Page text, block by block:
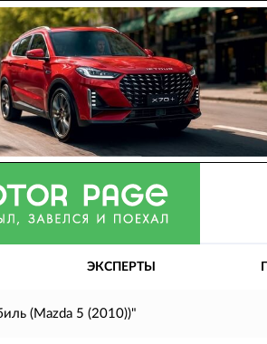
ЭКСПЕРТЫ
(Mazda 5 (2010))"